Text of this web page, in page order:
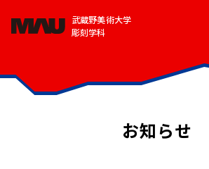
武蔵野美術大学
彫刻学科
お知らせ